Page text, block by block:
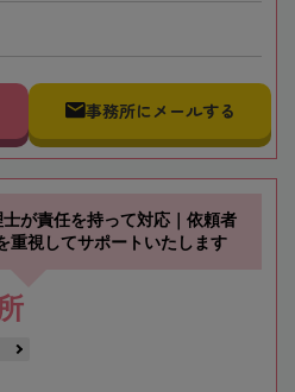
事務所にメールする
士が責任を持って対応｜依頼者
重視してサポートいたします